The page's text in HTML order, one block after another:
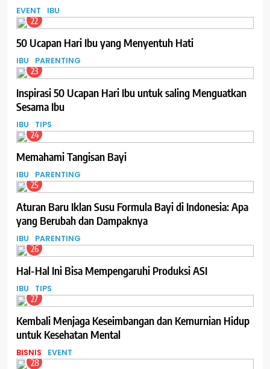
EVENT IBU
22
50 Ucapan Hari Ibu yang Menyentuh Hati
IBU PARENTING
23
Inspirasi 50 Ucapan Hari Ibu untuk saling Menguatkan
Sesama Ibu
IBU TIPS
24
Memahami Tangisan Bayi
IBU PARENTING
25
Aturan Baru Iklan Susu Formula Bayi di Indonesia: Apa
yang Berubah dan Dampaknya
IBU PARENTING
26
Hal-Hal Ini Bisa Mempengaruhi Produksi ASI
IBU TIPS
27
Kembali Menjaga Keseimbangan dan Kemurnian Hidup
untuk Kesehatan Mental
BISNIS EVENT
28